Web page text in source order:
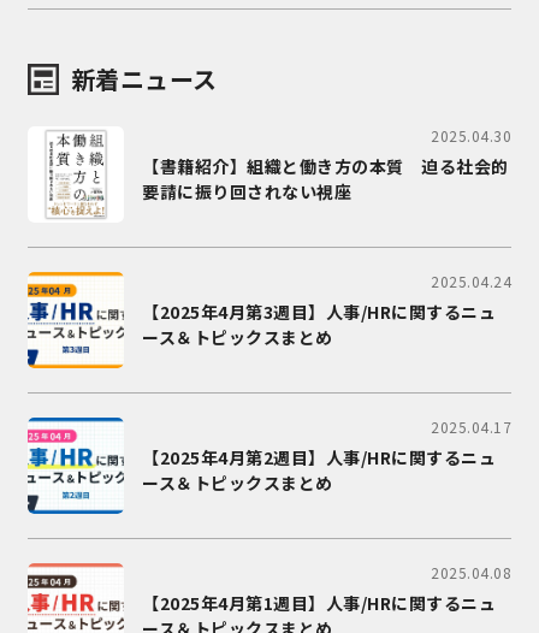
新着ニュース
2025.04.30
【書籍紹介】組織と働き方の本質 迫る社会的
要請に振り回されない視座
2025.04.24
【2025年4月第3週目】人事/HRに関するニュ
ース＆トピックスまとめ
2025.04.17
【2025年4月第2週目】人事/HRに関するニュ
ース＆トピックスまとめ
2025.04.08
【2025年4月第1週目】人事/HRに関するニュ
ース＆トピックスまとめ